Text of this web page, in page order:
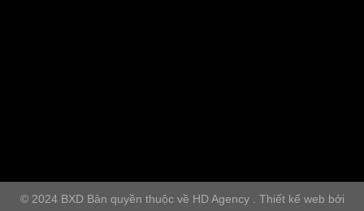
© 2024 BXD Bản quyền thuộc về HD Agency . Thiết kế web bởi